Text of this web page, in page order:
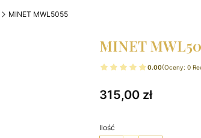
MINET MWL5055
MINET
0.00(Oceny: 0
Cena
315,00 zł
Ilość